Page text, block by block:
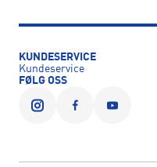
KUNDESERVICE
Kundeservice
FØLG OSS